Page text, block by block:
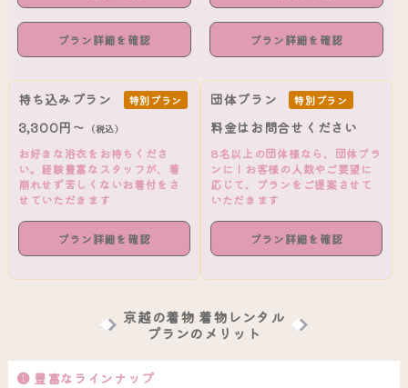
プラン詳細を確認 プラン詳細を確認
持ち込みプラン 特別プラン
3,300円～ （税込）
お好きな浴衣をお持ちくださ
い。経験豊富なスタッフが、着
崩れせず苦しくないお着付をさ
せていただきます
プラン詳細を確認
団体プラン 特別プラン
料金はお問合せください
8名以上の団体様なら、団体プラ
ンに！お客様の人数やご要望に
応じて、プランをご提案させて
いただきます
プラン詳細を確認
京越の着物 着物レンタル
プランのメリット
❶ 豊富なラインナップ